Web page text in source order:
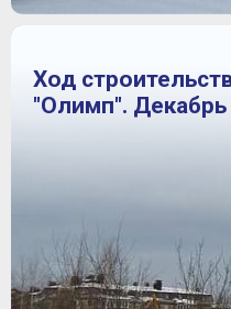
Ход
"Олимп".